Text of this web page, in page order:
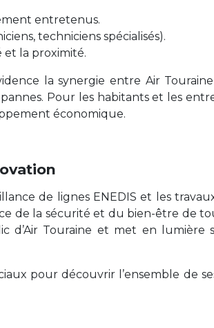
entretenus.
techniciens spécialisés).
et la proximité.
la synergie entre Air
Pour les habitants et les
économique.
de lignes ENEDIS et les
de la sécurité et du bien-être de
d’Air Touraine et met en
pour découvrir l’ensemble de